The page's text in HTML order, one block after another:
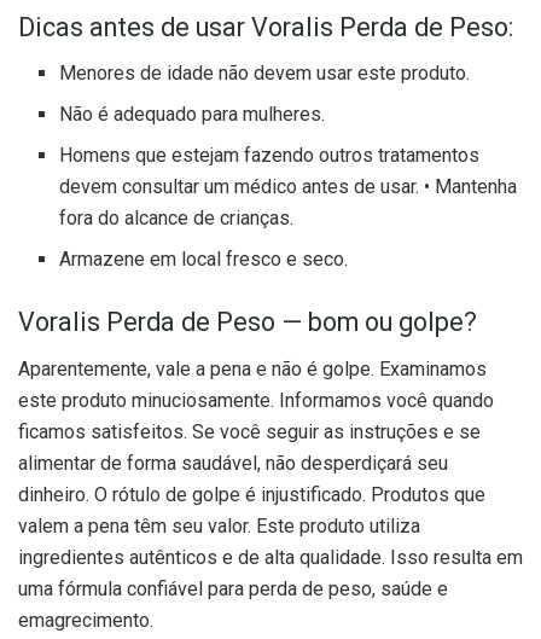
Dicas antes de usar Voralis Perda de Peso:
Menores de idade não devem usar este produto.
Não é adequado para mulheres.
Homens que estejam fazendo outros tratamentos
devem consultar um médico antes de usar. • Mantenha
fora do alcance de crianças.
Armazene em local fresco e seco.
Voralis Perda de Peso — bom ou golpe?
Aparentemente, vale a pena e não é golpe. Examinamos
este produto minuciosamente. Informamos você quando
ficamos satisfeitos. Se você seguir as instruções e se
alimentar de forma saudável, não desperdiçará seu
dinheiro. O rótulo de golpe é injustificado. Produtos que
valem a pena têm seu valor. Este produto utiliza
ingredientes autênticos e de alta qualidade. Isso resulta em
uma fórmula confiável para perda de peso, saúde e
emagrecimento.